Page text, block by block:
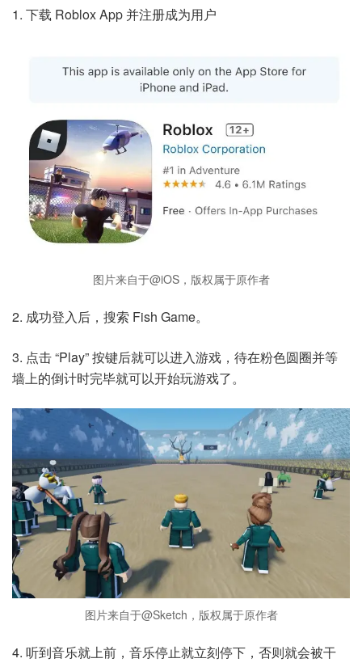
1. 下载 Roblox App 并注册成为用户
图片来自于@iOS，版权属于原作者
2. 成功登入后，搜索 Fish Game。
3. 点击 “Play” 按键后就可以进入游戏，待在粉色圆圈并等
墙上的倒计时完毕就可以开始玩游戏了。
图片来自于@Sketch，版权属于原作者
4. 听到音乐就上前，音乐停止就立刻停下，否则就会被干